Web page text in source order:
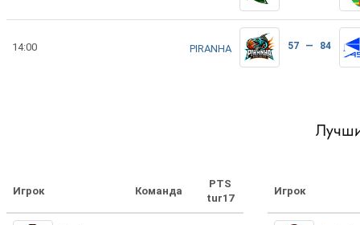
14:00 PIRANHA 57 — 84
Игрок Команда
PTS
tur17
Игрок